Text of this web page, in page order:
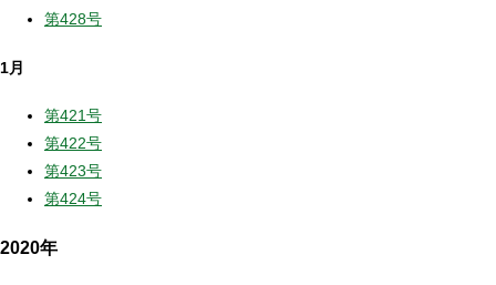
第428号
1月
第421号
第422号
第423号
第424号
2020年